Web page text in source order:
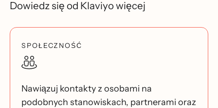
Dowiedz się od Klaviyo więcej
SPOŁECZNOŚĆ
Nawiązuj kontakty z osobami na
podobnych stanowiskach, partnerami oraz